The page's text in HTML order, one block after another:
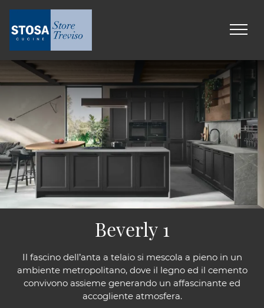
Il fascino dell’anta a telaio si mescola a pieno in un
ambiente metropolitano, dove il legno ed il cemento
convivono assieme generando un affascinante ed
accogliente atmosfera.
Beverly 1